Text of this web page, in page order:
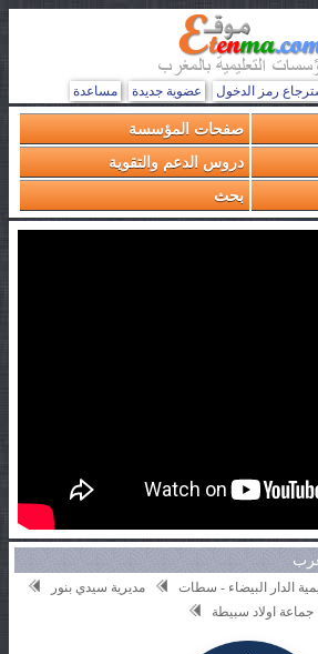
رمز الدخول عضوية جديدة مساعدة
صفحات المؤسسة
دروس الدعم والتقوية
بحث
الدار البيضاء - سطات
مديرية سيدي بنور
جماعة اولاد سبيطة